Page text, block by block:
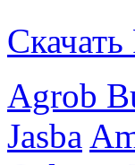
Скачать
Agrob
Jasba